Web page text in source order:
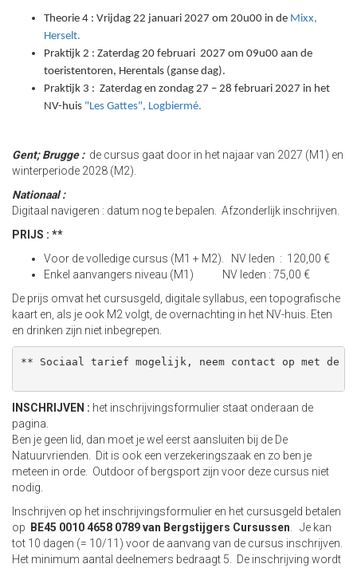
Theorie 4 : Vrijdag 22 januari 2027 om 20u00 in de Mixx,
Herselt.
Praktijk 2 : Zaterdag 20 februari 2027 om 09u00 aan de
toeristentoren, Herentals (ganse dag).
Praktijk 3 : Zaterdag en zondag 27 – 28 februari 2027 in het
NV-huis "Les Gattes", Logbiermé.
Gent;Brugge : de cursus gaat door in het najaar van 2027 (M1) en
winterperiode 2028 (M2).
Nationaal :
Digitaal navigeren : datum nog te bepalen. Afzonderlijk inschrijven.
PRIJS : **
Voor de volledige cursus (M1 + M2). NV leden : 120,00 €
Enkel aanvangers niveau (M1) NV leden : 75,00 €
De prijs omvat het cursusgeld, digitale syllabus, een topografische
kaart en, als je ook M2 volgt, de overnachting in het NV-huis. Eten
en drinken zijn niet inbegrepen.
** Sociaal tarief mogelijk, neem contact op met de
INSCHRIJVEN : het inschrijvingsformulier staat onderaan de
pagina.
Ben je geen lid, dan moet je wel eerst aansluiten bij de De
Natuurvrienden. Dit is ook een verzekeringszaak en zo ben je
meteen in orde. Outdoor of bergsport zijn voor deze cursus niet
nodig.
Inschrijven op het inschrijvingsformulier en het cursusgeld betalen
op
BE45 0010 4658 0789 van Bergstijgers Cursussen. Je kan
tot 10 dagen (= 10/11) voor de aanvang van de cursus inschrijven.
Het minimum aantal deelnemers bedraagt 5. De inschrijving wordt